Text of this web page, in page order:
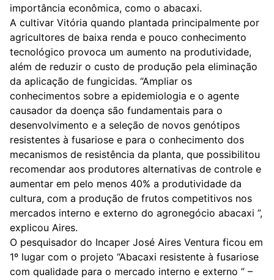
importância econômica, como o abacaxi.
A cultivar Vitória quando plantada principalmente por
agricultores de baixa renda e pouco conhecimento
tecnológico provoca um aumento na produtividade,
além de reduzir o custo de produção pela eliminação
da aplicação de fungicidas. “Ampliar os
conhecimentos sobre a epidemiologia e o agente
causador da doença são fundamentais para o
desenvolvimento e a seleção de novos genótipos
resistentes à fusariose e para o conhecimento dos
mecanismos de resistência da planta, que possibilitou
recomendar aos produtores alternativas de controle e
aumentar em pelo menos 40% a produtividade da
cultura, com a produção de frutos competitivos nos
mercados interno e externo do agronegócio abacaxi ”,
explicou Aires.
O pesquisador do Incaper José Aires Ventura ficou em
1º lugar com o projeto “Abacaxi resistente à fusariose
com qualidade para o mercado interno e externo ” –